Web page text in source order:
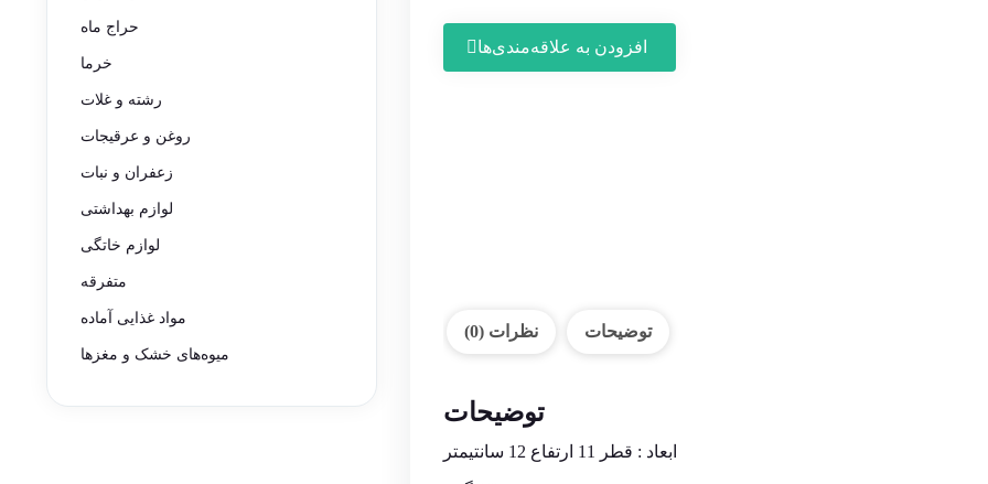
افزودن به علاقه‌مندی‌ها
توضیحات نظرات (0)
توضیحات
ابعاد : قطر 11 ارتفاع 12 سانتیمتر
حراج ماه
خرما
رشته و غلات
روغن و عرقیجات
زعفران و نبات
لوازم بهداشتی
لوازم خاتگی
متفرقه
مواد غذایی آماده
میوه‌های خشک و مغزها